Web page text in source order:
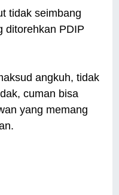
tidak seimbang
ditorehkan PDIP
angkuh, tidak
cuman bisa
yang memang